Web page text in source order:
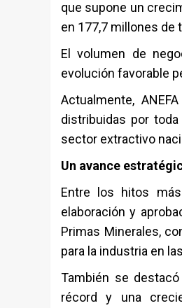
que supone un
en 177,7 millones de
El volumen de
evolución favorable
Actualmente,
distribuidas por
sector extractivo
Un avance
Entre los hitos
elaboración y
Primas Minerales,
para la industria en
También se
récord y una